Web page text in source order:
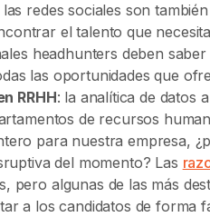
las redes sociales son
el talento que
headhunters deben
las oportunidades que
RRHH: la analítica de datos
de recursos
para nuestra empresa,
del momento? Las
pero algunas de las más
a los candidatos de forma